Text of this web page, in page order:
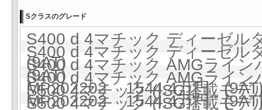
Sクラスのグレード
S400 d 4マチック ディーゼ
(9AT)
S400 d 4マチック ディーゼ
(9AT)
S400 d 4マチック AMGライ
MP202202 1544.4万円
S400 d 4マチック AMGライ
MP202202 1544.4万円
S500 4マチック (ISG搭載モ
S500 4マチック (ISG搭載モ